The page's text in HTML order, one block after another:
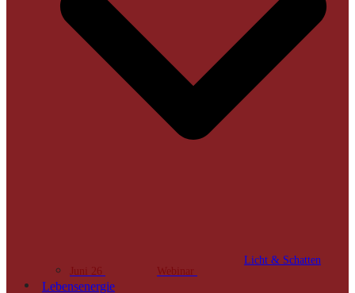
Juni 26 Webinar
Licht & Schatten
Lebensenergie